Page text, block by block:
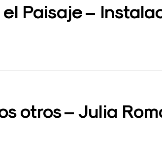
Paisaje –
otros – Julia